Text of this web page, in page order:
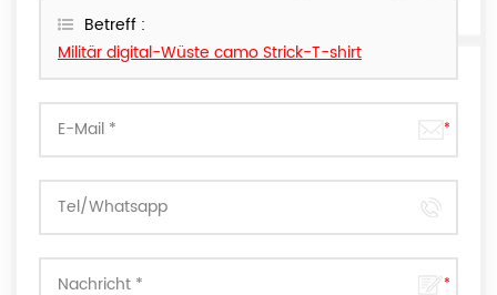
können.Betreff :
Militär digital-Wüste camo Strick-T-shirt